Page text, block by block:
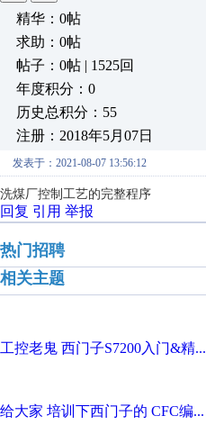
精华：0帖
求助：0帖
帖子：0帖 | 1525回
年度积分：0
历史总积分：55
注册：2018年5月07日
发表于：2021-08-07 13:56:12
洗煤厂控制工艺的完整程序
回复 引用 举报
热门招聘
相关主题
工控老鬼 西门子S7200入门&精...
给大家 培训下西门子的 CFC编...